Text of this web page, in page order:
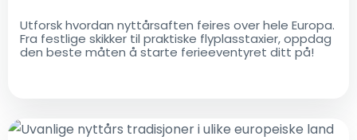
Utforsk hvordan nyttårsaften feires over hele Europa.
Fra festlige skikker til praktiske flyplasstaxier, oppdag
den beste måten å starte ferieeventyret ditt på!